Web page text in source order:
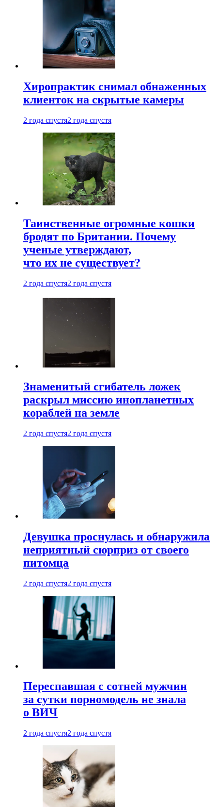
Хиропрактик снимал обнаженных
клиенток на скрытые камеры
2 года спустя2 года спустя
Таинственные огромные кошки
бродят по Британии. Почему
ученые утверждают,
что их не существует?
2 года спустя2 года спустя
Знаменитый сгибатель ложек
раскрыл миссию инопланетных
кораблей на земле
2 года спустя2 года спустя
Девушка проснулась и обнаружила
неприятный сюрприз от своего
питомца
2 года спустя2 года спустя
Переспавшая с сотней мужчин
за сутки порномодель не знала
о ВИЧ
2 года спустя2 года спустя